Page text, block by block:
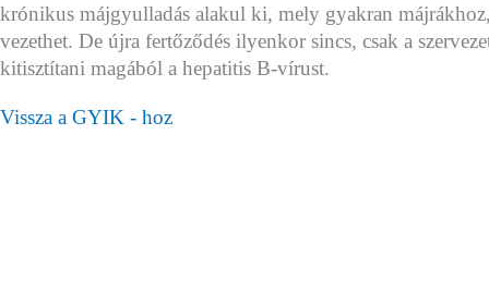
krónikus májgyulladás alakul ki, mely gyakran
vezethet. De újra fertőződés ilyenkor sincs, csak a
kitisztítani magából a hepatitis B-vírust.
Vissza a GYIK - hoz